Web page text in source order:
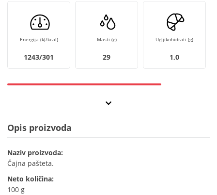
Energija (kJ/kcal)
1243/301
Masti (g)
29
Ugljikohidrati (g)
1,0
Opis proizvoda
Naziv proizvoda:
Čajna pašteta.
Neto količina:
100 g